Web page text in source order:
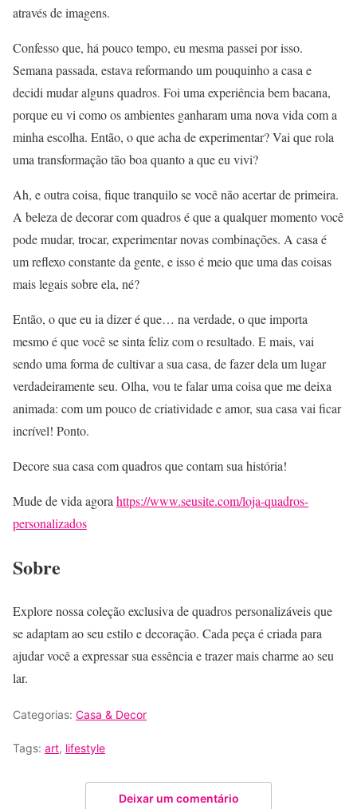
através de imagens.
Confesso que, há pouco tempo, eu mesma passei por isso.
Semana passada, estava reformando um pouquinho a casa e
decidi mudar alguns quadros. Foi uma experiência bem bacana,
porque eu vi como os ambientes ganharam uma nova vida com a
minha escolha. Então, o que acha de experimentar? Vai que rola
uma transformação tão boa quanto a que eu vivi?
Ah, e outra coisa, fique tranquilo se você não acertar de primeira.
A beleza de decorar com quadros é que a qualquer momento você
pode mudar, trocar, experimentar novas combinações. A casa é
um reflexo constante da gente, e isso é meio que uma das coisas
mais legais sobre ela, né?
Então, o que eu ia dizer é que… na verdade, o que importa
mesmo é que você se sinta feliz com o resultado. E mais, vai
sendo uma forma de cultivar a sua casa, de fazer dela um lugar
verdadeiramente seu. Olha, vou te falar uma coisa que me deixa
animada: com um pouco de criatividade e amor, sua casa vai ficar
incrível! Ponto.
Decore sua casa com quadros que contam sua história!
Mude de vida agorahttps://www.seusite.com/loja-quadros-
personalizados
Sobre
Explore nossa coleção exclusiva de quadros personalizáveis que
se adaptam ao seu estilo e decoração. Cada peça é criada para
ajudar você a expressar sua essência e trazer mais charme ao seu
lar.
Categorias: Casa & Decor
Tags: art, lifestyle
Deixar um comentário